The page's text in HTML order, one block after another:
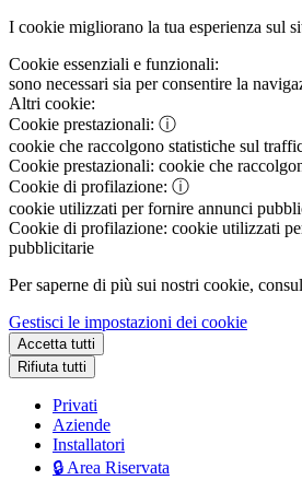
I cookie migliorano la tua esperienza sul
Cookie essenziali e funzionali:
sono necessari sia per consentire la
Altri cookie:
Cookie prestazionali: ⓘ
cookie che raccolgono statistiche sul
Cookie prestazionali: cookie che
Cookie di profilazione: ⓘ
cookie utilizzati per fornire annunci
Cookie di profilazione: cookie utilizzati
pubblicitarie
Per saperne di più sui nostri cookie,
Gestisci le impostazioni dei cookie
Accetta tutti
Rifiuta tutti
Privati
Aziende
Installatori
🔒 Area Riservata